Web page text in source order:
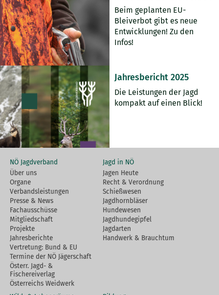
Beim geplanten EU-
Bleiverbot gibt es neue
Entwicklungen! Zu den
Infos!
Jahresbericht 2025
Die Leistungen der Jagd
kompakt auf einen Blick!
NÖ Jagdverband
Über uns
Organe
Verbandsleistungen
Presse & News
Fachausschüsse
Mitgliedschaft
Projekte
Jahresberichte
Vertretung: Bund & EU
Termine der NÖ Jägerschaft
Österr. Jagd- &
Fischereiverlag
Österreichs Weidwerk
Jagd in NÖ
Jagen Heute
Recht & Verordnung
Schießwesen
Jagdhornbläser
Hundewesen
Jagdhundegipfel
Jagdarten
Handwerk & Brauchtum